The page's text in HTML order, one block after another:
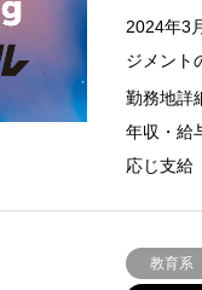
2024年3
ジメント
勤務地詳
年収・給
応じ支給
教育系